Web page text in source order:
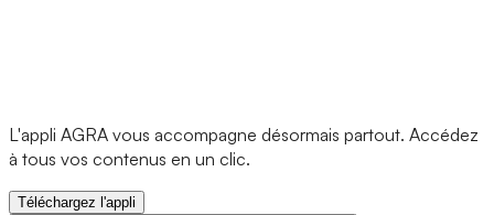
L'appli AGRA vous accompagne désormais partout. Accédez
à tous vos contenus en un clic.
Téléchargez l'appli